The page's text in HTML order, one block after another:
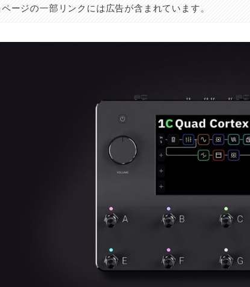
ページの一部リンクには広告が含まれています。